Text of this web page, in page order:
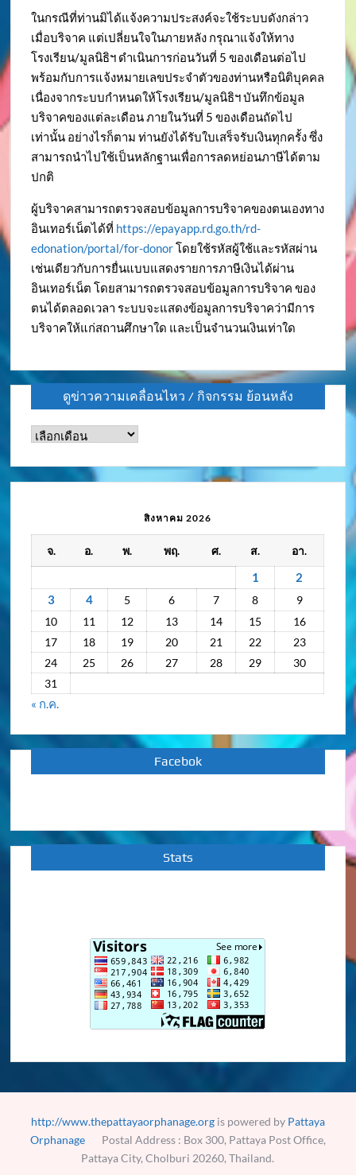
ในกรณีที่ท่านมิได้แจ้งความประสงค์จะใช้ระบบดังกล่าว
เมื่อบริจาค แต่เปลี่ยนใจในภายหลัง กรุณาแจ้งให้ทาง
โรงเรียน/มูลนิธิฯ ดำเนินการก่อนวันที่ 5 ของเดือนต่อไป
พร้อมกับการแจ้งหมายเลขประจำตัวของท่านหรือนิติบุคคล
เนื่องจากระบบกำหนดให้โรงเรียน/มูลนิธิฯ บันทึกข้อมูล
บริจาคของแต่ละเดือน ภายในวันที่ 5 ของเดือนถัดไป
เท่านั้น อย่างไรก็ตาม ท่านยังได้รับใบเสร็จรับเงินทุกครั้ง ซึ่ง
สามารถนำไปใช้เป็นหลักฐานเพื่อการลดหย่อนภาษีได้ตาม
ปกติ
ผู้บริจาคสามารถตรวจสอบข้อมูลการบริจาคของตนเองทาง
อินเทอร์เน็ตได้ที่ https://epayapp.rd.go.th/rd-
edonation/portal/for-donorโดยใช้รหัสผู้ใช้และรหัสผ่าน
เช่นเดียวกับการยื่นแบบแสดงรายการภาษีเงินได้ผ่าน
อินเทอร์เน็ต โดยสามารถตรวจสอบข้อมูลการบริจาค ของ
ตนได้ตลอดเวลา ระบบจะแสดงข้อมูลการบริจาคว่ามีการ
บริจาคให้แก่สถานศึกษาใด และเป็นจำนวนเงินเท่าใด
ดูข่าวความเคลื่อนไหว / กิจกรรม ย้อนหลัง
ดู
กิจกรรม
ย้อน
สิงหาคม 2026
จ. อ. พ. พฤ. ศ. ส. อา.
1
2
3
4 5 6 7 8
9
10
11 12 13 14 15
16
17
18 19 20 21 22
23
24
25 26 27 28 29
30
31
« ก.ค.
Facebok
Stats
http://www.thepattayaorphanage.orgis powered by Pattaya
OrphanagePostal Address : Box 300, Pattaya Post Office,
Pattaya City, Cholburi 20260, Thailand.